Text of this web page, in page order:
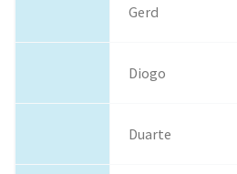
Gerd
Diogo
Duarte